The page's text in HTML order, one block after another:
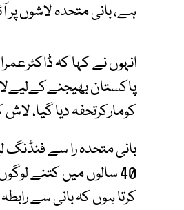
ہے، بانی متحدہ لاشوں
انہوں نے کہا کہ
پاکستان
کومارکرتحفہ دیا گیا،
بانی متحدہ را سے فنڈنگ
40 سالوں میں کتنے
کرتا ہوں کہ بانی سے